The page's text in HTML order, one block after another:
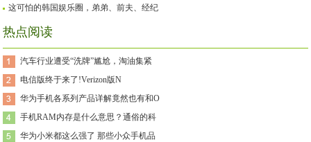
这可怕的韩国娱乐圈，弟弟、前夫、经纪
热点阅读
汽车行业遭受“洗牌”尴尬，淘油集紧
电信版终于来了!Verizon版N
华为手机各系列产品详解竟然也有和O
手机RAM内存是什么意思？通俗的科
华为小米都这么强了 那些小众手机品